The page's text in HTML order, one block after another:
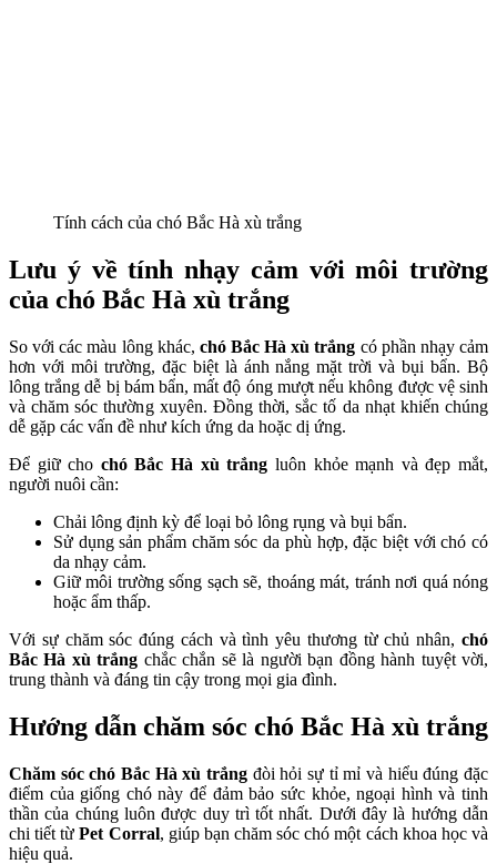
Tính cách của chó Bắc Hà xù trắng
Lưu ý về tính nhạy cảm với môi trường
của chó Bắc Hà xù trắng
So với các màu lông khác, chó Bắc Hà xù trắng có phần nhạy cảm
hơn với môi trường, đặc biệt là ánh nắng mặt trời và bụi bẩn. Bộ
lông trắng dễ bị bám bẩn, mất độ óng mượt nếu không được vệ sinh
và chăm sóc thường xuyên. Đồng thời, sắc tố da nhạt khiến chúng
dễ gặp các vấn đề như kích ứng da hoặc dị ứng.
Để giữ cho chó Bắc Hà xù trắng luôn khỏe mạnh và đẹp mắt,
người nuôi cần:
Chải lông định kỳ để loại bỏ lông rụng và bụi bẩn.
Sử dụng sản phẩm chăm sóc da phù hợp, đặc biệt với chó có
da nhạy cảm.
Giữ môi trường sống sạch sẽ, thoáng mát, tránh nơi quá nóng
hoặc ẩm thấp.
Với sự chăm sóc đúng cách và tình yêu thương từ chủ nhân, chó
Bắc Hà xù trắng chắc chắn sẽ là người bạn đồng hành tuyệt vời,
trung thành và đáng tin cậy trong mọi gia đình.
Hướng dẫn chăm sóc chó Bắc Hà xù trắng
Chăm sóc chó Bắc Hà xù trắng đòi hỏi sự tỉ mỉ và hiểu đúng đặc
điểm của giống chó này để đảm bảo sức khỏe, ngoại hình và tinh
thần của chúng luôn được duy trì tốt nhất. Dưới đây là hướng dẫn
chi tiết từPet Corral, giúp bạn chăm sóc chó một cách khoa học và
hiệu quả.